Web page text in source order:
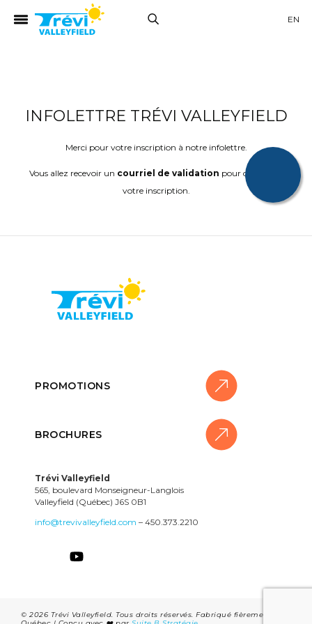
EN
INFOLETTRE TRÉVI VALLEYFIELD
Merci pour votre inscription à notre infolettre.
Vous allez recevoir un courriel de validation pour confirmer
votre inscription.
Trévi Valleyfield
565, boulevard Monseigneur-Langlois
Valleyfield (Québec) J6S 0B1
info@trevivalleyfield.com – 450.373.2210
PROMOTIONS
BROCHURES
© 2026 Trévi Valleyfield. Tous droits réservés. Fabriqué fièrement au